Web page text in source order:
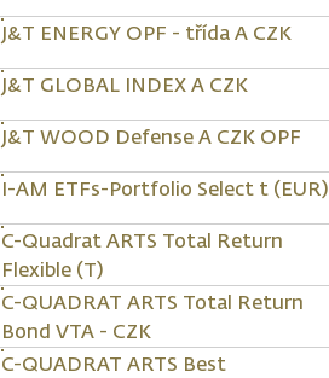
J&T ENERGY OPF - třída A CZK
J&T GLOBAL INDEX A CZK
J&T WOOD Defense A CZK OPF
I-AM ETFs-Portfolio Select t (EUR)
C-Quadrat ARTS Total Return
Flexible (T)
C-QUADRAT ARTS Total Return
Bond VTA - CZK
C-QUADRAT ARTS Best